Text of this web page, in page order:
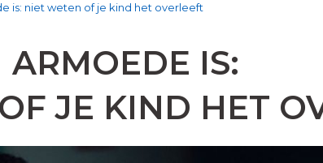
is: niet weten of je kind het overleeft
ARMOEDE IS:
JE KIND HET